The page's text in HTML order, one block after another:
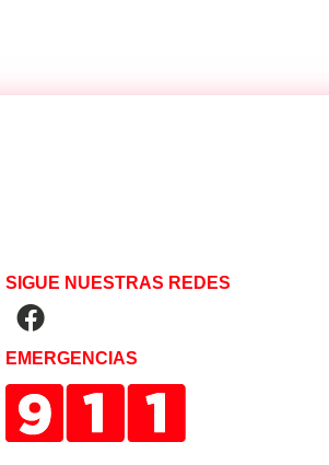
SIGUE NUESTRAS REDES
EMERGENCIAS